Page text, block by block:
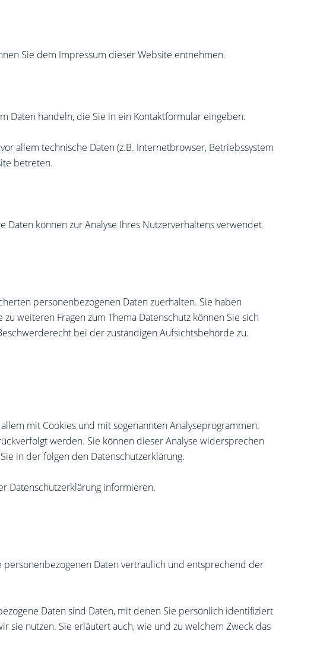
Sie dem Impressum dieser Website entnehmen.
Daten handeln, die Sie in ein Kontaktformular eingeben.
allem technische Daten (z.B. Internetbrowser, Betriebssystem
betreten.
können zur Analyse Ihres Nutzerverhaltens verwendet
personenbezogenen Daten zuerhalten. Sie haben
weiteren Fragen zum Thema Datenschutz können Sie sich
bei der zuständigen Aufsichtsbehörde zu.
mit Cookies und mit sogenannten Analyseprogrammen.
werden. Sie können dieser Analyse widersprechen
in der folgen den Datenschutzerklärung.
Datenschutzerklärung informieren.
Daten vertraulich und entsprechend der
Daten sind Daten, mit denen Sie persönlich identifiziert
nutzen. Sie erläutert auch, wie und zu welchem Zweck das